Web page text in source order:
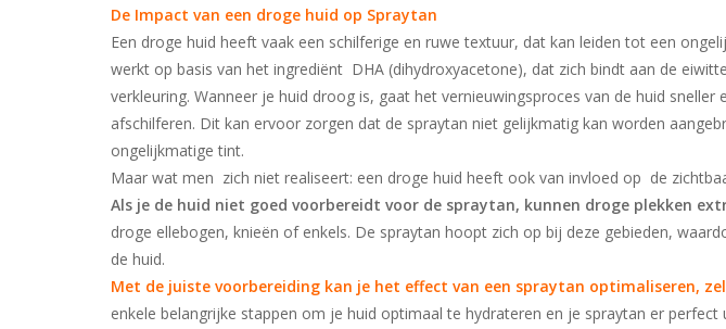
De Impact van een droge huid op Spraytan
Een droge huid heeft vaak een schilferige en ruwe textuur, dat kan leiden tot een
werkt op basis van het ingrediënt DHA (dihydroxyacetone), dat zich bindt aan de
verkleuring. Wanneer je huid droog is, gaat het vernieuwingsproces van de huid sneller
afschilferen. Dit kan ervoor zorgen dat de spraytan niet gelijkmatig kan worden
ongelijkmatige tint.
Maar wat men zich niet realiseert: een droge huid heeft ook van invloed op de
Als je de huid niet goed voorbereidt voor de spraytan, kunnen droge plekken
droge ellebogen, knieën of enkels. De spraytan hoopt zich op bij deze gebieden,
de huid.
Met de juiste voorbereiding kan je het effect van een spraytan optimaliseren,
enkele belangrijke stappen om je huid optimaal te hydrateren en je spraytan er perfect